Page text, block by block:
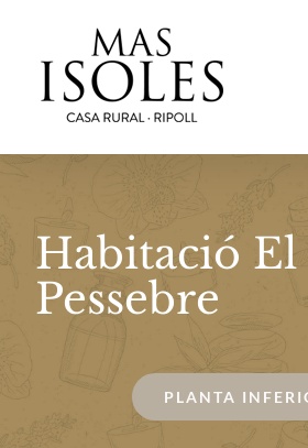
contenido
Habitació El
Pessebre
PLANTA